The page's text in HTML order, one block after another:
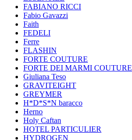
FABIANO RICCI
Fabio Gavazzi
Faith
FEDELI
Ferre
FLASHIN
FORTE COUTURE
FORTE DEI MARMI COUTURE
Giuliana Teso
GRAVITEIGHT
GREYMER
H*D*S*N baracco
Herno
Holy Caftan
HOTEL PARTICULIER
HYDROGEN